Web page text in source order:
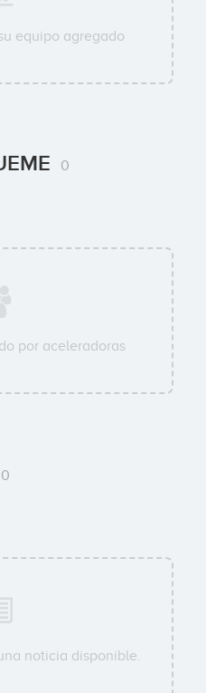
equipo agregado
0
por aceleradoras
0
noticia disponible.